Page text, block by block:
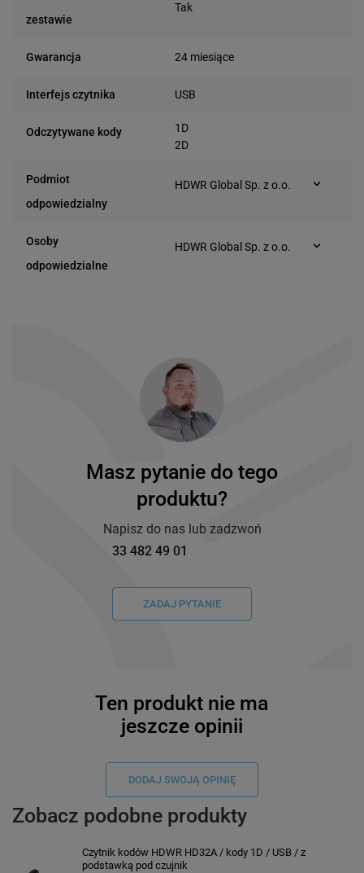
zestawie
Tak
Gwarancja 24 miesiące
Interfejs czytnika USB
Odczytywane kody
1D
2D
Podmiot
odpowiedzialny
HDWR Global Sp. z o.o.
Osoby
odpowiedzialne
HDWR Global Sp. z o.o.
Masz pytanie do tego
produktu?
Napisz do nas lub zadzwoń
33 482 49 01
ZADAJ PYTANIE
Ten produkt nie ma
jeszcze opinii
DODAJ SWOJĄ OPINIĘ
Zobacz podobne produkty
Czytnik kodów HDWR HD32A / kody 1D / USB / z
podstawką pod czujnik